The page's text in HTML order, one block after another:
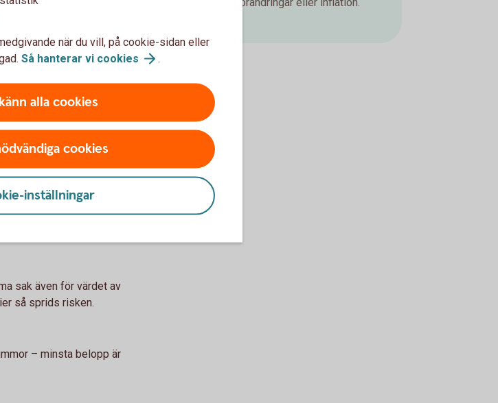
tiden växer pengarna
alltså avkastning på din
sak även för värdet av
så sprids risken.
– minsta belopp är
när du vill, på cookie-sidan eller
Så hanterar vi cookies .
alla cookies
cookies
inställningar